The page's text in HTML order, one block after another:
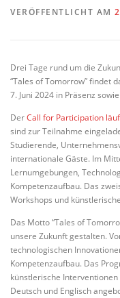
VERÖFFENTLICHT AM
Drei Tage rund um die
“Tales of Tomorrow” findet
7. Juni 2024 in Präsenz
DerCall for Participation
sind zur Teilnahme
Studierende,
internationale Gäste. Im
Lernumgebungen,
Kompetenzaufbau. Das
Workshops und
Das Motto “Tales of
unsere Zukunft gestalten.
technologischen
Kompetenzaufbau. Das
künstlerische
Deutsch und Englisch